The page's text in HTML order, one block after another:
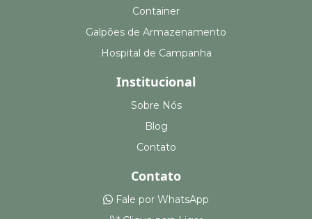
Container
Galpões de Armazenamento
Hospital de Campanha
Institucional
Sobre Nós
Blog
Contato
Contato
Fale por WhatsApp